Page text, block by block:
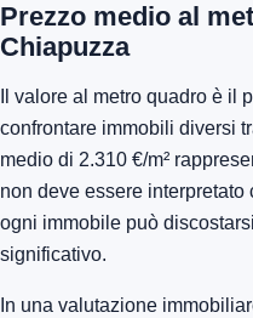
Prezzo medio al
Chiapuzza
Il valore al metro quadro è il
confrontare immobili diversi
medio di 2.310 €/m²
non deve essere
ogni immobile può
significativo.
In una valutazione